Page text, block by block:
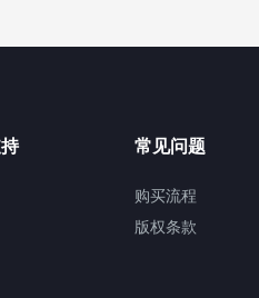
常见问题
购买流程
版权条款